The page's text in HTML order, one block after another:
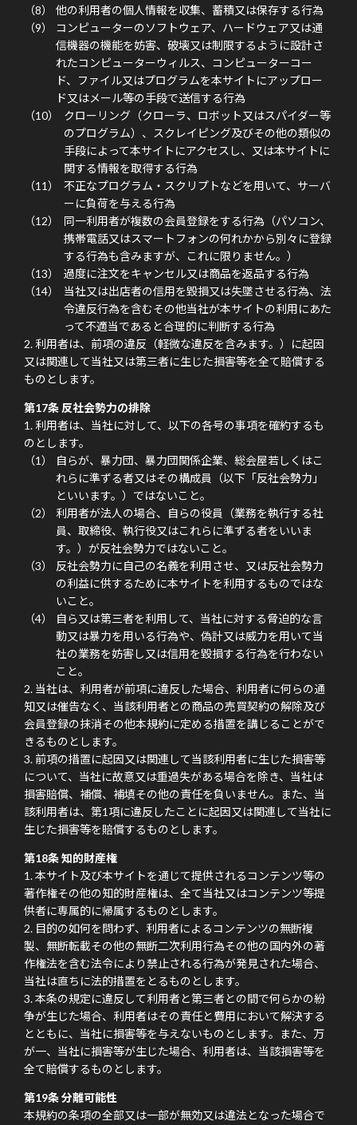
他の利用者の個人情報を収集、蓄積又は保存する行為
コンピューターのソフトウェア、ハードウェア又は通
信機器の機能を妨害、破壊又は制限するように設計さ
れたコンピューターウィルス、コンピューターコー
ド、ファイル又はプログラムを本サイトにアップロー
ド又はメール等の手段で送信する行為
クローリング（クローラ、ロボット又はスパイダー等
のプログラム）、スクレイピング及びその他の類似の
手段によって本サイトにアクセスし、又は本サイトに
関する情報を取得する行為
不正なプログラム・スクリプトなどを用いて、サーバ
ーに負荷を与える行為
同一利用者が複数の会員登録をする行為（パソコン、
携帯電話又はスマートフォンの何れかから別々に登録
する行為も含みますが、これに限りません。）
過度に注文をキャンセル又は商品を返品する行為
当社又は出店者の信用を毀損又は失墜させる行為、法
令違反行為を含むその他当社が本サイトの利用にあた
って不適当であると合理的に判断する行為
利用者は、前項の違反（軽微な違反を含みます。）に起因
又は関連して当社又は第三者に生じた損害等を全て賠償する
ものとします。
第17条 反社会勢力の排除
利用者は、当社に対して、以下の各号の事項を確約するも
のとします。
自らが、暴力団、暴力団関係企業、総会屋若しくはこ
れらに準ずる者又はその構成員（以下「反社会勢力」
といいます。）ではないこと。
利用者が法人の場合、自らの役員（業務を執行する社
員、取締役、執行役又はこれらに準ずる者をいいま
す。）が反社会勢力ではないこと。
反社会勢力に自己の名義を利用させ、又は反社会勢力
の利益に供するために本サイトを利用するものではな
いこと。
自ら又は第三者を利用して、当社に対する脅迫的な言
動又は暴力を用いる行為や、偽計又は威力を用いて当
社の業務を妨害し又は信用を毀損する行為を行わない
こと。
当社は、利用者が前項に違反した場合、利用者に何らの通
知又は催告なく、当該利用者との商品の売買契約の解除及び
会員登録の抹消その他本規約に定める措置を講じることがで
きるものとします。
前項の措置に起因又は関連して当該利用者に生じた損害等
について、当社に故意又は重過失がある場合を除き、当社は
損害賠償、補償、補填その他の責任を負いません。また、当
該利用者は、第1項に違反したことに起因又は関連して当社に
生じた損害等を賠償するものとします。
第18条 知的財産権
本サイト及び本サイトを通じて提供されるコンテンツ等の
著作権その他の知的財産権は、全て当社又はコンテンツ等提
供者に専属的に帰属するものとします。
目的の如何を問わず、利用者によるコンテンツの無断複
製、無断転載その他の無断二次利用行為その他の国内外の著
作権法を含む法令により禁止される行為が発見された場合、
当社は直ちに法的措置をとるものとします。
本条の規定に違反して利用者と第三者との間で何らかの紛
争が生じた場合、利用者はその責任と費用において解決する
とともに、当社に損害等を与えないものとします。また、万
が一、当社に損害等が生じた場合、利用者は、当該損害等を
全て賠償するものとします。
第19条 分離可能性
本規約の条項の全部又は一部が無効又は違法となった場合で